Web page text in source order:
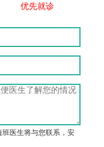
优先就诊
班医生将与您联系，安